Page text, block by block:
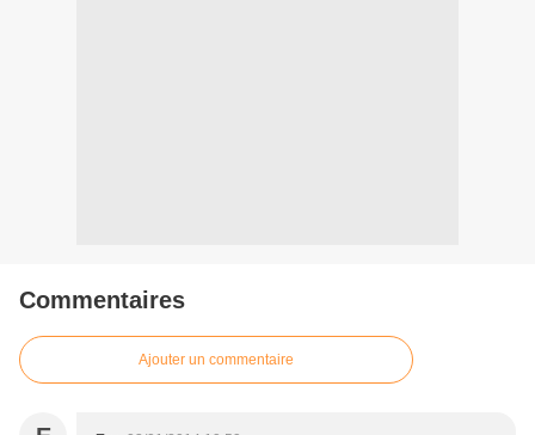
Commentaires
Ajouter un commentaire